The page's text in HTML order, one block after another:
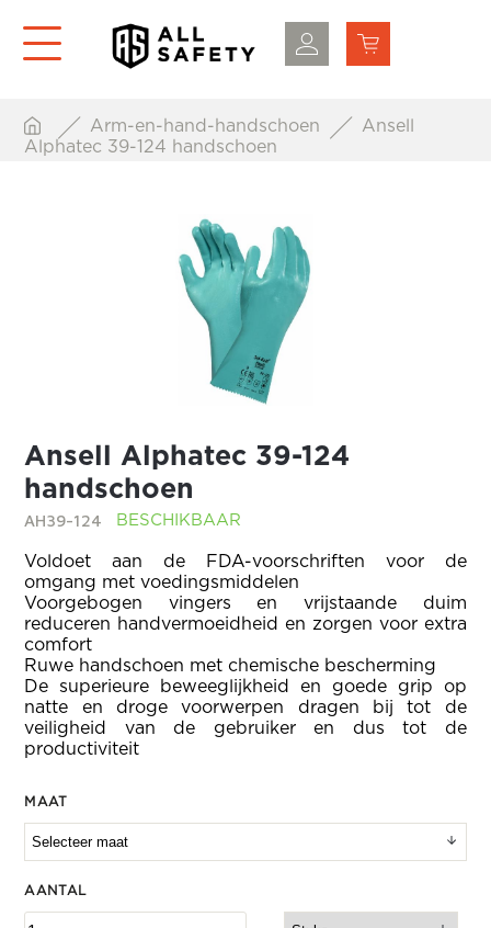
Arm-en-hand-handschoen
Ansell
Alphatec 39-124 handschoen
Ansell Alphatec 39-124
handschoen
AH39-124 BESCHIKBAAR
Voldoet aan de FDA-voorschriften voor de
omgang met voedingsmiddelen
Voorgebogen vingers en vrijstaande duim
reduceren handvermoeidheid en zorgen voor extra
comfort
Ruwe handschoen met chemische bescherming
De superieure beweeglijkheid en goede grip op
natte en droge voorwerpen dragen bij tot de
veiligheid van de gebruiker en dus tot de
productiviteit
MAAT
AANTAL